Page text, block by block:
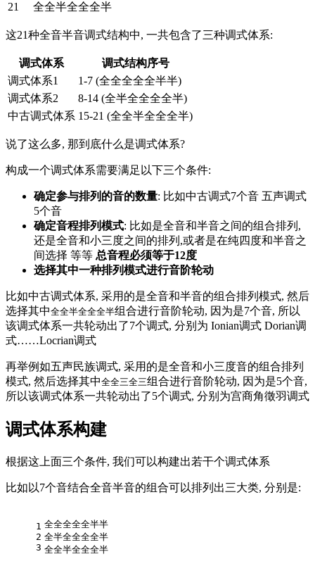
21
全全半全全全半
这21种全音半音调式结构中, 一共包含了三种调式体系:
调式体系
调式结构序号
调式体系1
1-7 (全全全全全半半)
调式体系2
8-14 (全半全全全全半)
中古调式体系 15-21 (全全半全全全半)
说了这么多, 那到底什么是调式体系?
构成一个调式体系需要满足以下三个条件:
确定参与排列的音的数量: 比如中古调式7个音 五声调式
5个音
确定音程排列模式: 比如是全音和半音之间的组合排列,
还是全音和小三度之间的排列,或者是在纯四度和半音之
间选择 等等 总音程必须等于12度
选择其中一种排列模式进行音阶轮动
比如中古调式体系, 采用的是全音和半音的组合排列模式, 然后
选择其中全全半全全全半组合进行音阶轮动, 因为是7个音, 所以
该调式体系一共轮动出了7个调式, 分别为 Ionian调式 Dorian调
式……Locrian调式
再举例如五声民族调式, 采用的是全音和小三度音的组合排列
模式, 然后选择其中全全三全三组合进行音阶轮动, 因为是5个音,
所以该调式体系一共轮动出了5个调式, 分别为宫商角徵羽调式
调式体系构建
根据这上面三个条件, 我们可以构建出若干个调式体系
比如以7个音结合全音半音的组合可以排列出三大类, 分别是:
1
2
3
全全全全全半半
全半全全全全半
全全半全全全半